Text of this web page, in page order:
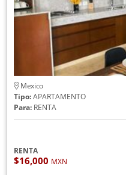
Mexico
Tipo:APARTAMENTO
Para:RENTA
RENTA
$16,000 MXN